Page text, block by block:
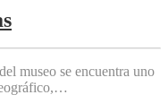
museo se encuentra uno